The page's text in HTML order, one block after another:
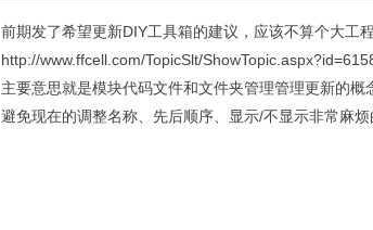
前期发了希望更新DIY工具箱的建议，应该不算个大工
http://www.ffcell.com/TopicSlt/
主要意思就是模块代码文件和文件夹管理管理更新的概
避免现在的调整名称、先后顺序、显示/不显示非常麻烦